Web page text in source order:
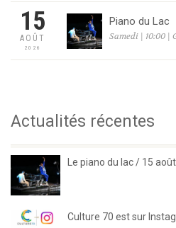
15
AOÛT
2026
Piano du Lac
Samedi | 10:00 |
Actualités récentes
Le piano du lac / 15 août
Culture 70 est sur